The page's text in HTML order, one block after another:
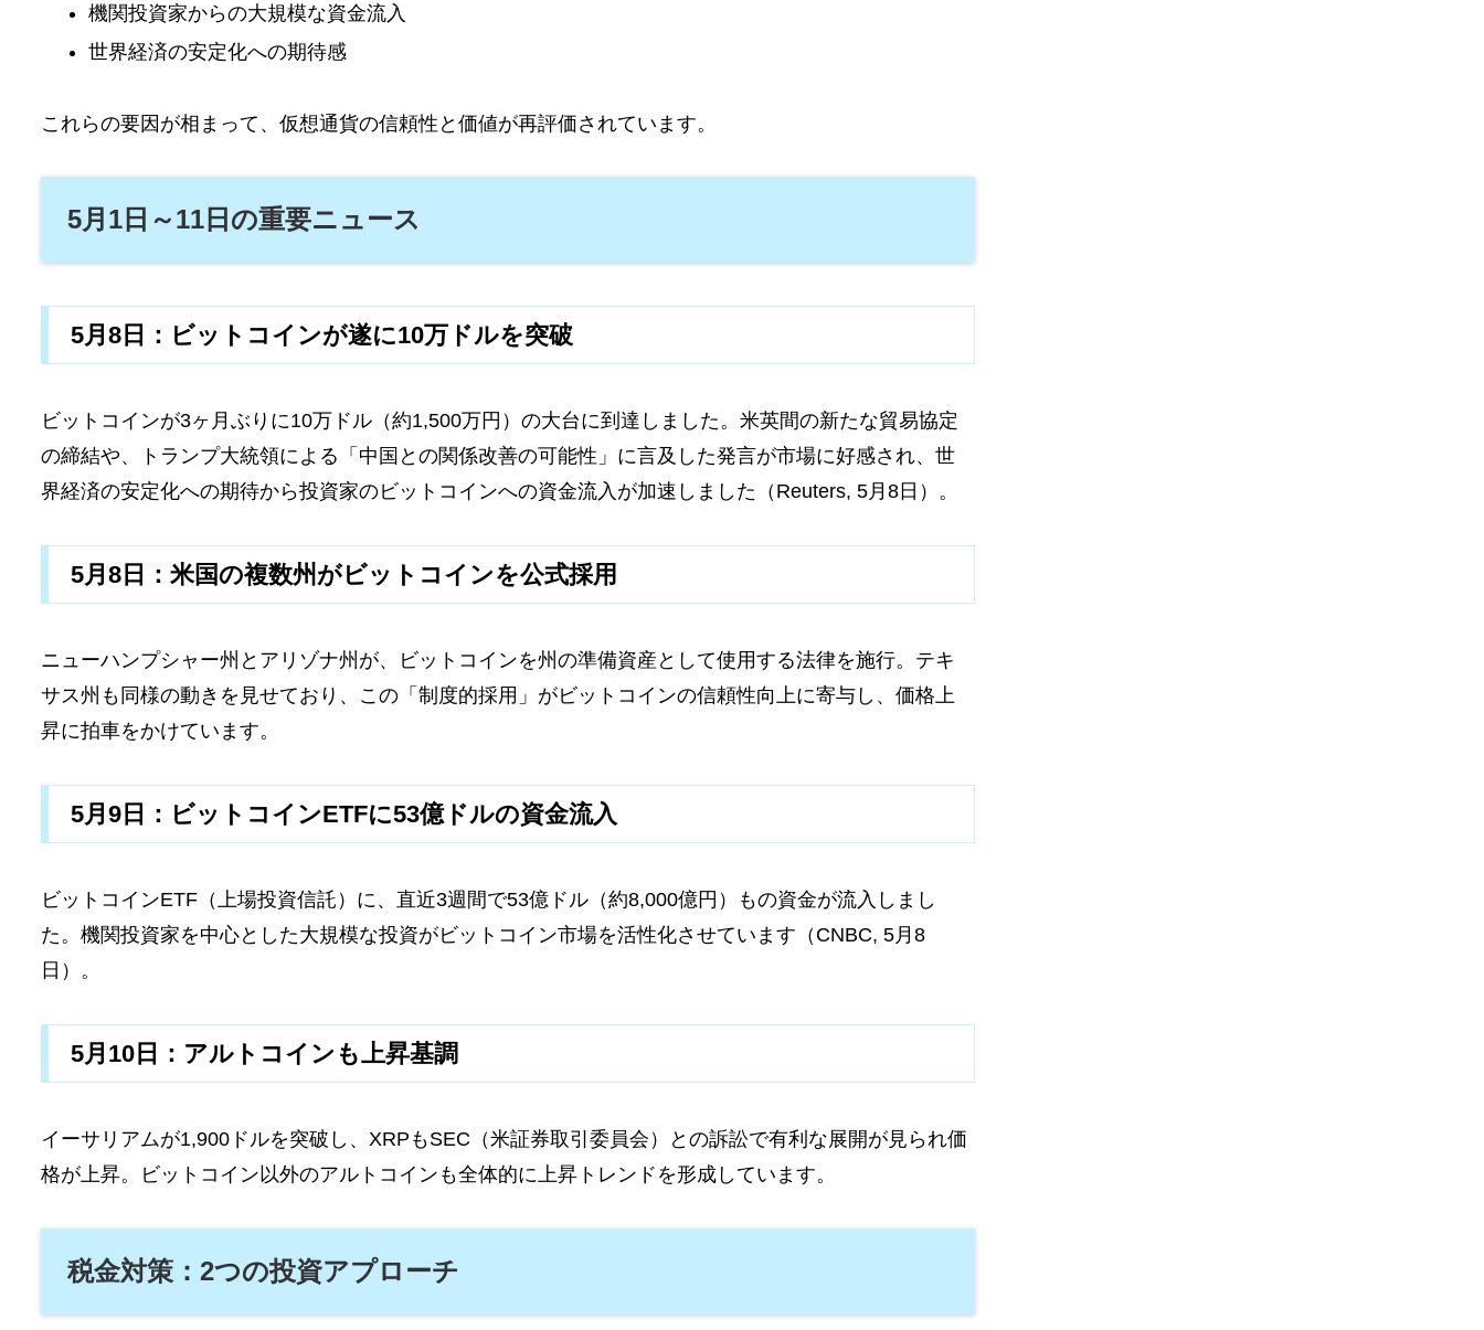
機関投資家からの大規模な資金流入
世界経済の安定化への期待感
これらの要因が相まって、仮想通貨の信頼性と価値が再評価されています。
5月1日～11日の重要ニュース
5月8日：ビットコインが遂に10万ドルを突破
ビットコインが3ヶ月ぶりに10万ドル（約1,500万円）の大台に到達しました。米英間の新たな貿易協定
の締結や、トランプ大統領による「中国との関係改善の可能性」に言及した発言が市場に好感され、世
界経済の安定化への期待から投資家のビットコインへの資金流入が加速しました（Reuters, 5月8日）。
5月8日：米国の複数州がビットコインを公式採用
ニューハンプシャー州とアリゾナ州が、ビットコインを州の準備資産として使用する法律を施行。テキ
サス州も同様の動きを見せており、この「制度的採用」がビットコインの信頼性向上に寄与し、価格上
昇に拍車をかけています。
5月9日：ビットコインETFに53億ドルの資金流入
ビットコインETF（上場投資信託）に、直近3週間で53億ドル（約8,000億円）もの資金が流入しまし
た。機関投資家を中心とした大規模な投資がビットコイン市場を活性化させています（CNBC, 5月8
日）。
5月10日：アルトコインも上昇基調
イーサリアムが1,900ドルを突破し、XRPもSEC（米証券取引委員会）との訴訟で有利な展開が見られ価
格が上昇。ビットコイン以外のアルトコインも全体的に上昇トレンドを形成しています。
税金対策：2つの投資アプローチ